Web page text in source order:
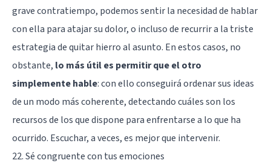
grave contratiempo, podemos sentir la necesidad de hablar
con ella para atajar su dolor, o incluso de recurrir a la triste
estrategia de quitar hierro al asunto. En estos casos, no
obstante, lo más útil es permitir que el otro
simplemente hable: con ello conseguirá ordenar sus ideas
de un modo más coherente, detectando cuáles son los
recursos de los que dispone para enfrentarse a lo que ha
ocurrido. Escuchar, a veces, es mejor que intervenir.
22. Sé congruente con tus emociones